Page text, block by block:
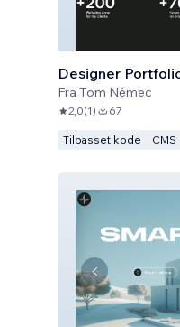
Designer
Fra Tom Němec
2,0(1) 67
Tilpasset kode CMS